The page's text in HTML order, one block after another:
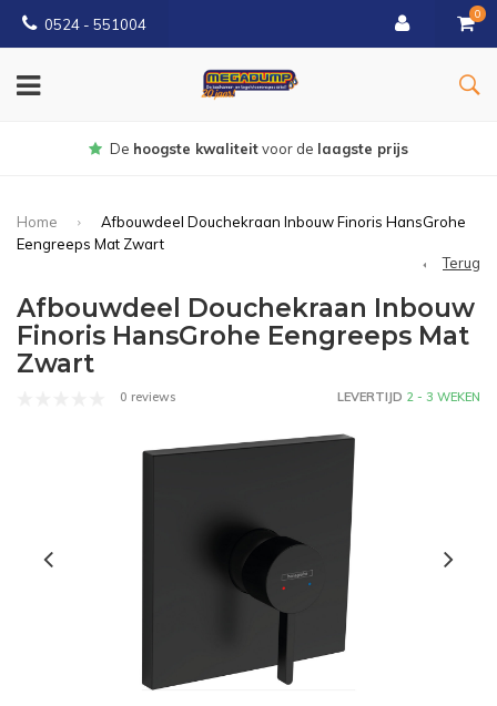
0524 - 551004
0
Gratisbezorgd vanaf €150
Home
Afbouwdeel Douchekraan Inbouw Finoris HansGrohe
Eengreeps Mat Zwart
Terug
Afbouwdeel Douchekraan Inbouw
Finoris HansGrohe Eengreeps Mat
Zwart
0 reviews LEVERTIJD 2 - 3 WEKEN